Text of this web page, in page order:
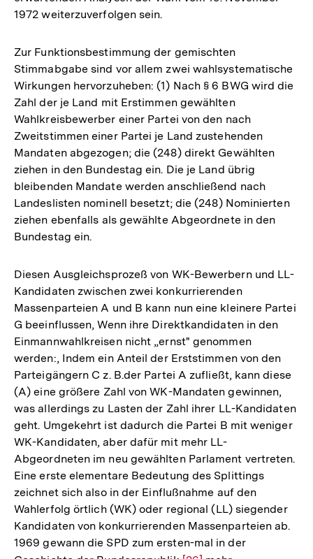
1972 weiterzuverfolgen sein.
Zur Funktionsbestimmung der gemischten
Stimmabgabe sind vor allem zwei wahlsystematische
Wirkungen hervorzuheben: (1) Nach § 6 BWG wird die
Zahl der je Land mit Erstimmen gewählten
Wahlkreisbewerber einer Partei von den nach
Zweitstimmen einer Partei je Land zustehenden
Mandaten abgezogen; die (248) direkt Gewählten
ziehen in den Bundestag ein. Die je Land übrig
bleibenden Mandate werden anschließend nach
Landeslisten nominell besetzt; die (248) Nominierten
ziehen ebenfalls als gewählte Abgeordnete in den
Bundestag ein.
Diesen Ausgleichsprozeß von WK-Bewerbern und LL-
Kandidaten zwischen zwei konkurrierenden
Massenparteien A und B kann nun eine kleinere Partei
G beeinflussen, Wenn ihre Direktkandidaten in den
Einmannwahlkreisen nicht „ernst" genommen
werden:, Indem ein Anteil der Erststimmen von den
Parteigängern C z. B.der Partei A zufließt, kann diese
(A) eine größere Zahl von WK-Mandaten gewinnen,
was allerdings zu Lasten der Zahl ihrer LL-Kandidaten
geht. Umgekehrt ist dadurch die Partei B mit weniger
WK-Kandidaten, aber dafür mit mehr LL-
Abgeordneten im neu gewählten Parlament vertreten.
Eine erste elementare Bedeutung des Splittings
zeichnet sich also in der Einflußnahme auf den
Wahlerfolg örtlich (WK) oder regional (LL) siegender
Kandidaten von konkurrierenden Massenparteien ab.
1969 gewann die SPD zum ersten-mal in der